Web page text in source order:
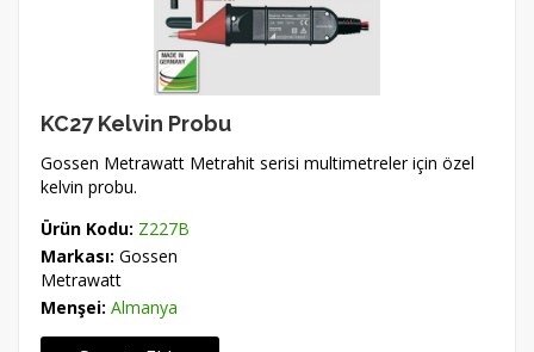
KC27 Kelvin Probu
Gossen Metrawatt Metrahit serisi multimetreler için özel
kelvin probu.
Ürün Kodu: Z227B
Markası: Gossen
Metrawatt
Menşei: Almanya